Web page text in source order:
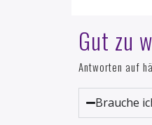
Gut zu
Antworten auf
Brauche